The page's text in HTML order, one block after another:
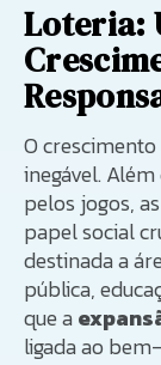
Loteria:
O
inegável.
pelos jogos,
papel social
destinada a
pública,
que a
ligada ao